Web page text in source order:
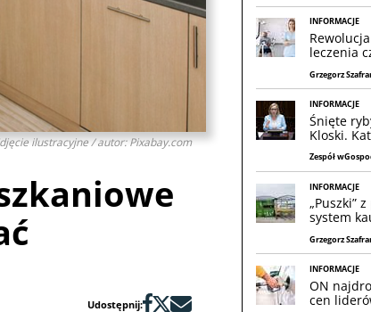
ilustracyjne / autor: Pixabay.com
Udostępnij:
INFORMACJE
leczenia
Grzegorz
INFORMACJE
Śnięte
Kloski.
Zespół
INFORMACJE
„Puszki”
system
Grzegorz
INFORMACJE
ON
cen